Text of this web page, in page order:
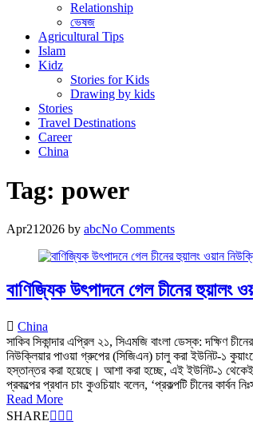
Relationship
ভেষজ
Agricultural Tips
Islam
Kidz
Stories for Kids
Drawing by kids
Stories
Travel Destinations
Career
China
Tag: power
Apr212026 by abcNo Comments
বাণিজ্যিক উৎপাদনে গেল চীনের হুয়ালং
China
সাকিব সিকান্দার এপ্রিল ২১, সিএমজি বাংলা ডেস্ক: দক্ষিণ
নিউক্লিয়ার পাওয়া গ্রুপের (সিজিএন) চালু করা ইউনিট-১
হস্তান্তর করা হয়েছে। আশা করা হচ্ছে, এই ইউনিট-১ থেকেই
প্রকল্পের প্রধান চাং কুওচিয়াং বলেন, ‘প্রকল্পটি চীনের কার্বন
Read More
SHARE